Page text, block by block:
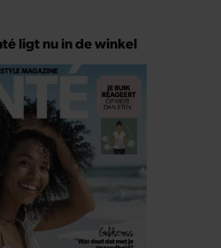
ligt nu in de winkel